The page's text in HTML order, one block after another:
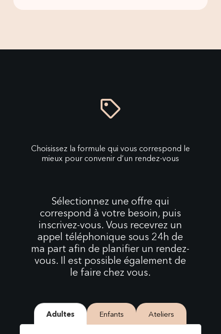
Choisissez la formule qui vous correspond le
mieux pour convenir d’un rendez-vous
Sélectionnez une offre qui
correspond à votre besoin, puis
inscrivez-vous. Vous recevrez un
appel téléphonique sous 24h de
ma part afin de planifier un rendez-
vous. Il est possible également de
le faire chez vous.
Adultes Enfants Ateliers